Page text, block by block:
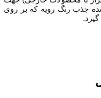
جذب رنگ رویه که بر روی